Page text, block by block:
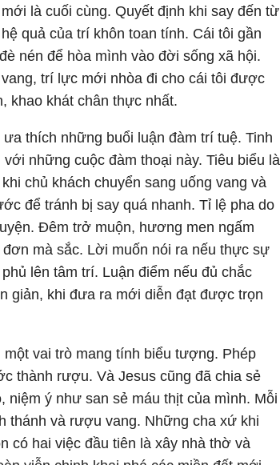
là cuối cùng. Quyết định khi say đến từ
quả của trí khôn toan tính. Cái tôi gần
nén để hòa mình vào đời sống xã hội.
trí lực mới nhòa đi cho cái tôi được
khao khát chân thực nhất.
thích những buổi luận đàm trí tuệ. Tinh
những cuộc đàm thoại này. Tiêu biểu là
chủ khách chuyển sang uống vang và
để tránh bị say quá nhanh. Tỉ lệ pha do
Đêm trở muộn, hương men ngấm
mà sắc. Lời muốn nói ra nếu thực sự
lên tâm trí. Luận điểm nếu đủ chắc
giản, khi đưa ra mới diễn đạt được trọn
vai trò mang tính biểu tượng. Phép
thành rượu. Và Jesus cũng đã chia sẻ
ý như san sẻ máu thịt của mình. Mỗi
thánh và rượu vang. Những cha xứ khi
có hai việc đầu tiên là xây nhà thờ và